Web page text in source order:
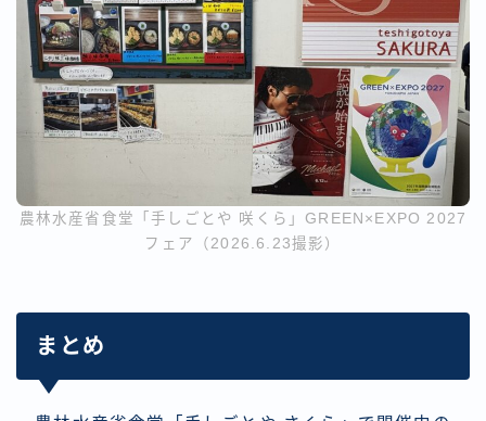
農林水産省食堂「手しごとや 咲くら」GREEN×EXPO 2027
フェア（2026.6.23撮影）
まとめ